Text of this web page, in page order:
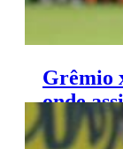
Grêmio
onde